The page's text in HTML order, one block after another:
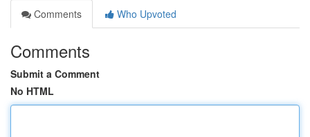
Comments
Who Upvoted
Comments
Submit a Comment
No HTML